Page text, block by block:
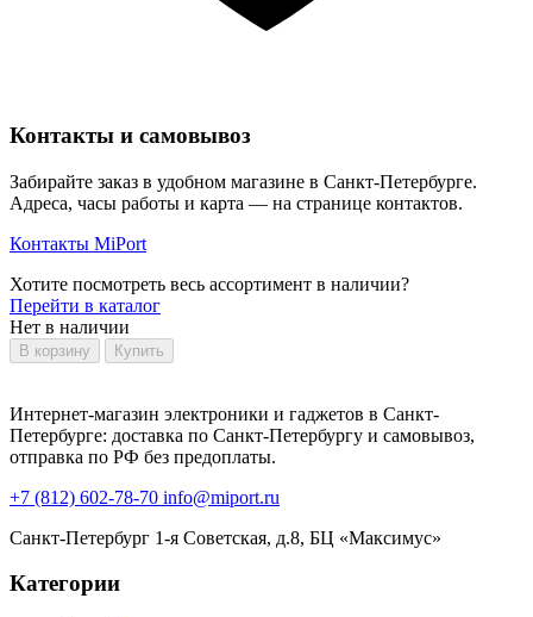
Контакты и самовывоз
Забирайте заказ в удобном магазине в Санкт-Петербурге.
Адреса, часы работы и карта — на странице контактов.
Контакты MiPort
Хотите посмотреть весь ассортимент в наличии?
Перейти в каталог
Нет в наличии
В корзину Купить
Интернет-магазин электроники и гаджетов в Санкт-
Петербурге: доставка по Санкт-Петербургу и самовывоз,
отправка по РФ без предоплаты.
+7 (812) 602-78-70 info@miport.ru
Санкт-Петербург 1-я Советская, д.8, БЦ «Максимус»
Категории